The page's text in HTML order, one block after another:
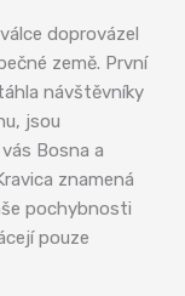
doprovázel
země. První
návštěvníky
jsou
Bosna a
znamená
pochybnosti
pouze